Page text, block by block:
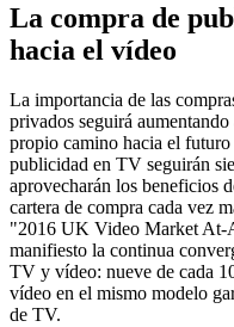
La compra de
hacia el vídeo
La importancia de las
privados seguirá
propio camino hacia el
publicidad en TV seguirán
aprovecharán los beneficios
cartera de compra cada vez
"2016 UK Video Market At-
manifiesto la continua
TV y vídeo: nueve de cada
vídeo en el mismo modelo
de TV.